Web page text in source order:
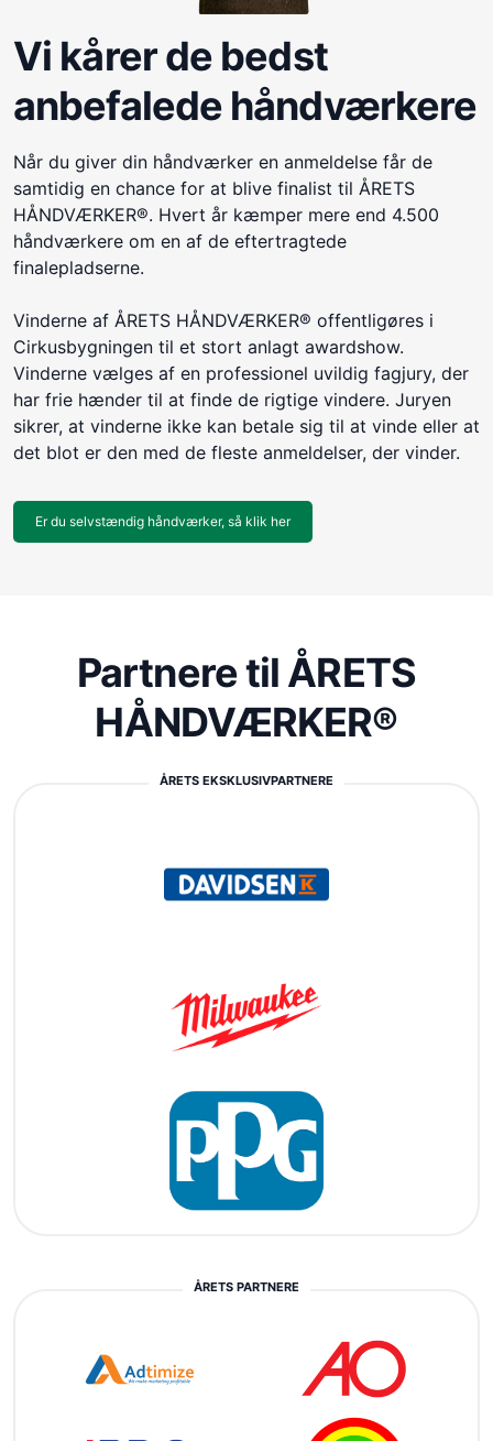
Vi kårer de bedst
anbefalede håndværkere
Når du giver din håndværker en anmeldelse får de
samtidig en chance for at blive finalist til ÅRETS
HÅNDVÆRKER®. Hvert år kæmper mere end 4.500
håndværkere om en af de eftertragtede
finalepladserne.
Vinderne af ÅRETS HÅNDVÆRKER® offentligøres i
Cirkusbygningen til et stort anlagt awardshow.
Vinderne vælges af en professionel uvildig fagjury, der
har frie hænder til at finde de rigtige vindere. Juryen
sikrer, at vinderne ikke kan betale sig til at vinde eller at
det blot er den med de fleste anmeldelser, der vinder.
Er du selvstændig håndværker, så klik her
Partnere til ÅRETS
HÅNDVÆRKER®
ÅRETS EKSKLUSIVPARTNERE
ÅRETS PARTNERE